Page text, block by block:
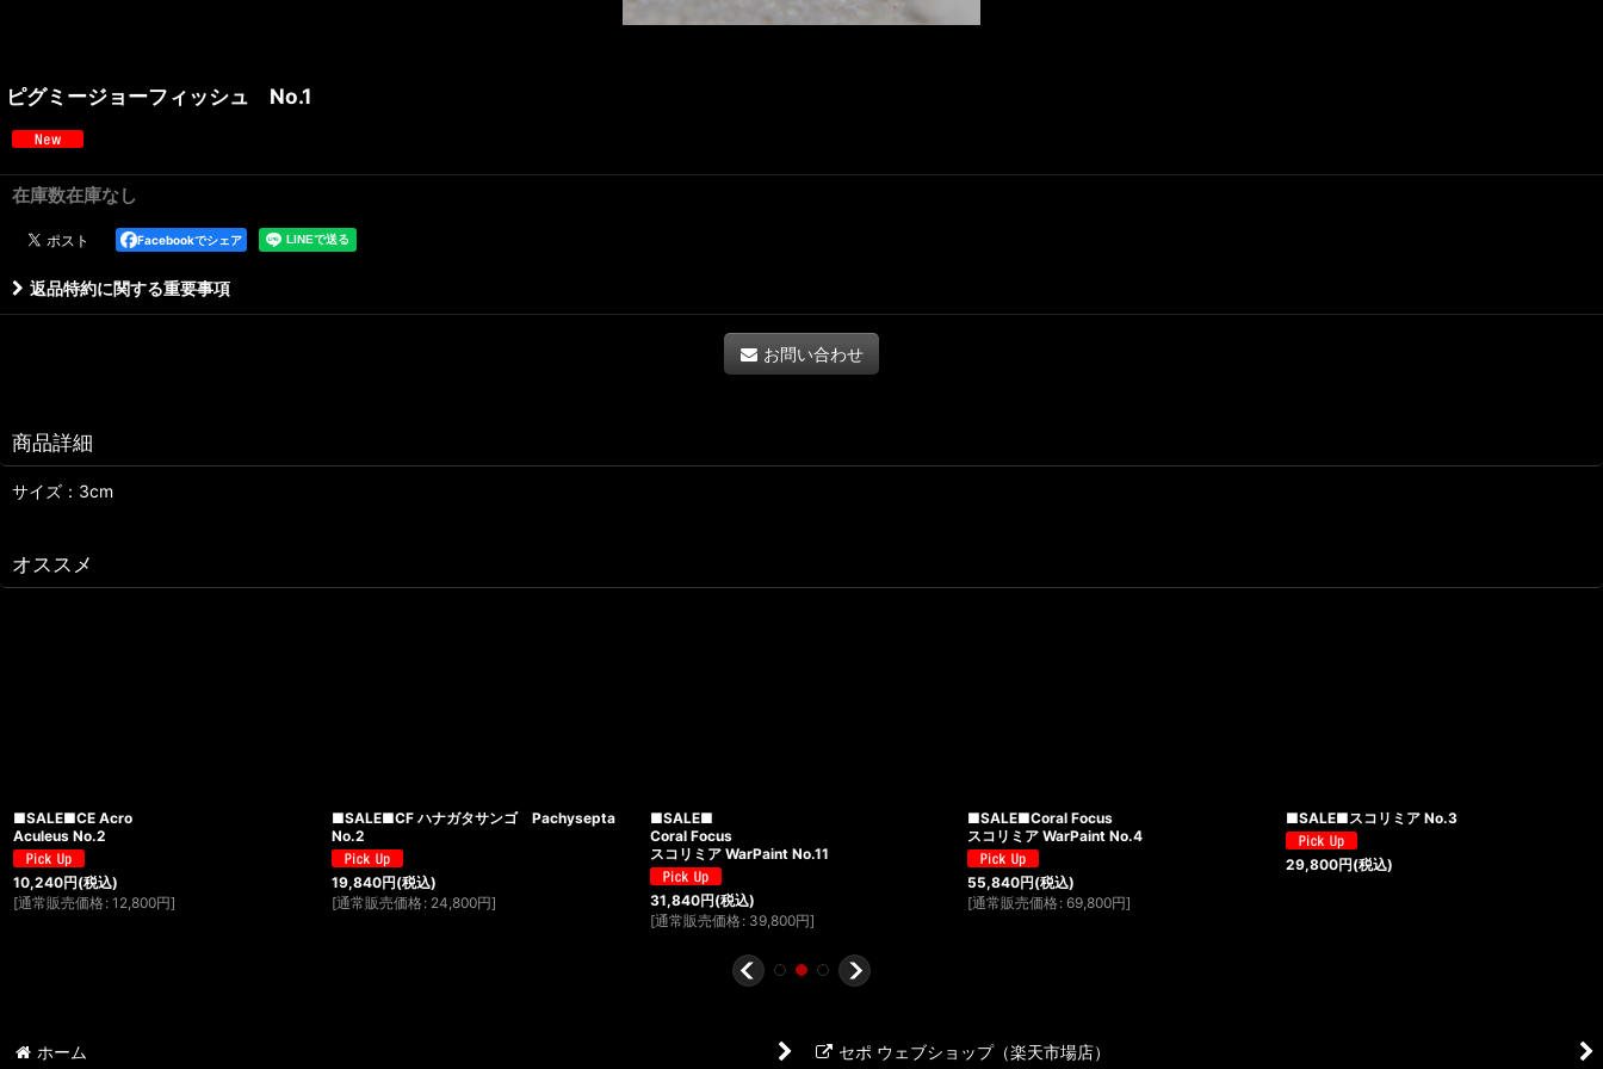
ピグミージョーフィッシュ No.1
在庫数在庫なし
Facebookでシェア
返品特約に関する重要事項
お問い合わせ
商品詳細
サイズ：3cm
オススメ
■SALE■CE Acro
Aculeus No.2
10,240円(税込)
[通常販売価格 : 12,800円]
■SALE■CF ハナガタサンゴ Pachysepta
No.2
19,840円(税込)
[通常販売価格 : 24,800円]
■SALE■
Coral Focus
スコリミア WarPaint No.11
31,840円(税込)
[通常販売価格 : 39,800円]
■SALE■Coral Focus
スコリミア WarPaint No.4
55,840円(税込)
[通常販売価格 : 69,800円]
■SALE■スコリミア No.3
29,800円(税込)
ホーム セポ ウェブショップ（楽天市場店）